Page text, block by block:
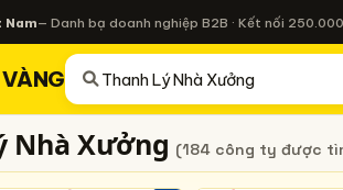
Nam— Danh bạ doanh nghiệp B2B · Kết nối
Nhà Xưởng (184 công ty được